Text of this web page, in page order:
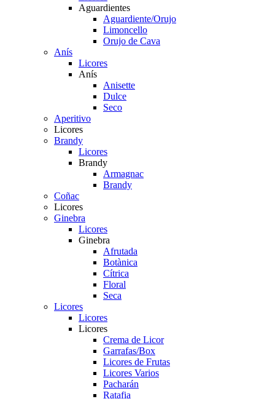
Aguardientes
Aguardiente/Orujo
Limoncello
Orujo de Cava
Anís
Licores
Anís
Anisette
Dulce
Seco
Aperitivo
Licores
Brandy
Licores
Brandy
Armagnac
Brandy
Coñac
Licores
Ginebra
Licores
Ginebra
Afrutada
Botànica
Cítrica
Floral
Seca
Licores
Licores
Licores
Crema de Licor
Garrafas/Box
Licores de Frutas
Licores Varios
Pacharán
Ratafia